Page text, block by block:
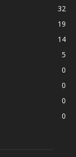
32
19
14
5
0
0
0
0